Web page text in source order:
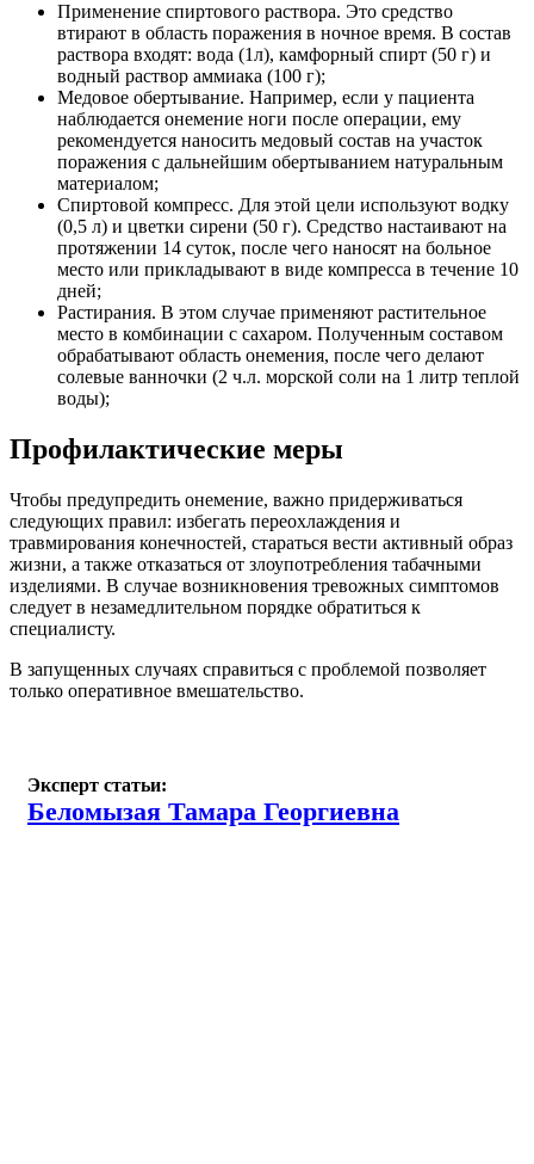
Применение спиртового раствора. Это средство
втирают в область поражения в ночное время. В состав
раствора входят: вода (1л), камфорный спирт (50 г) и
водный раствор аммиака (100 г);
Медовое обертывание. Например, если у пациента
наблюдается онемение ноги после операции, ему
рекомендуется наносить медовый состав на участок
поражения с дальнейшим обертыванием натуральным
материалом;
Спиртовой компресс. Для этой цели используют водку
(0,5 л) и цветки сирени (50 г). Средство настаивают на
протяжении 14 суток, после чего наносят на больное
место или прикладывают в виде компресса в течение 10
дней;
Растирания. В этом случае применяют растительное
место в комбинации с сахаром. Полученным составом
обрабатывают область онемения, после чего делают
солевые ванночки (2 ч.л. морской соли на 1 литр теплой
воды);
Профилактические меры
Чтобы предупредить онемение, важно придерживаться
следующих правил: избегать переохлаждения и
травмирования конечностей, стараться вести активный образ
жизни, а также отказаться от злоупотребления табачными
изделиями. В случае возникновения тревожных симптомов
следует в незамедлительном порядке обратиться к
специалисту.
В запущенных случаях справиться с проблемой позволяет
только оперативное вмешательство.
Эксперт статьи:
Беломызая Тамара Георгиевна